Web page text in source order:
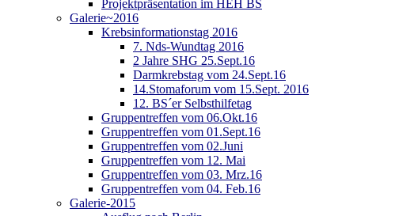
Projektpräsentation im HEH BS
Galerie~2016
Krebsinformationstag 2016
7. Nds-Wundtag 2016
2 Jahre SHG 25.Sept.16
Darmkrebstag vom 24.Sept.16
14.Stomaforum vom 15.Sept. 2016
12. BS´er Selbsthilfetag
Gruppentreffen vom 06.Okt.16
Gruppentreffen vom 01.Sept.16
Gruppentreffen vom 02.Juni
Gruppentreffen vom 12. Mai
Gruppentreffen vom 03. Mrz.16
Gruppentreffen vom 04. Feb.16
Galerie-2015